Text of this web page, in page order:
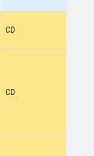
CD
CD